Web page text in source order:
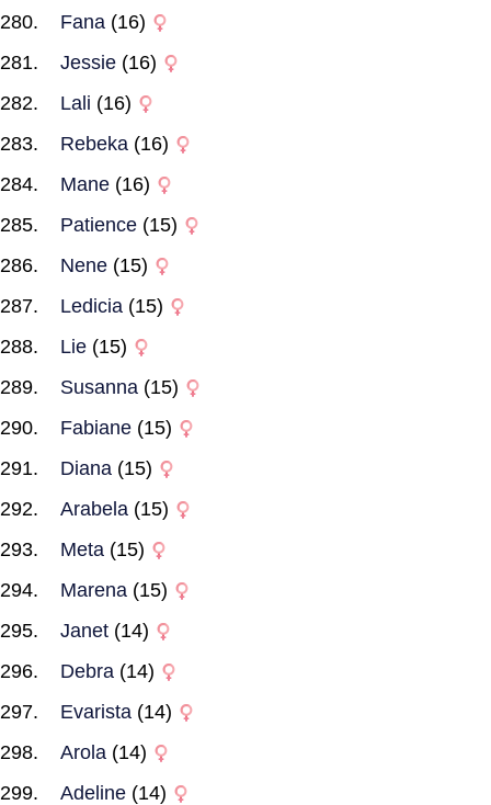
Fana (16)
Jessie (16)
Lali (16)
Rebeka (16)
Mane (16)
Patience (15)
Nene (15)
Ledicia (15)
Lie (15)
Susanna (15)
Fabiane (15)
Diana (15)
Arabela (15)
Meta (15)
Marena (15)
Janet (14)
Debra (14)
Evarista (14)
Arola (14)
Adeline (14)